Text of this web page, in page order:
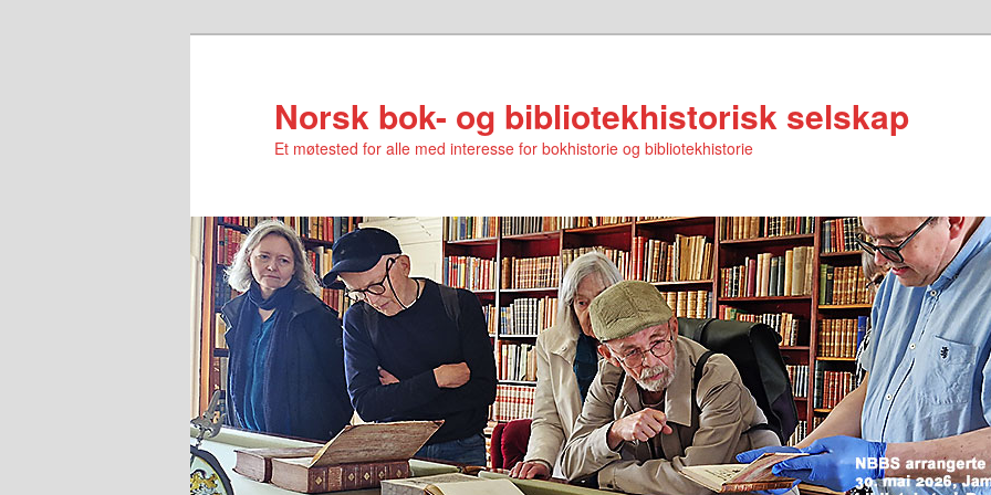
Norsk bok- og bibliotekhistorisk selskap
Et møtested for alle med interesse for bokhistorie og bibliotekhistorie